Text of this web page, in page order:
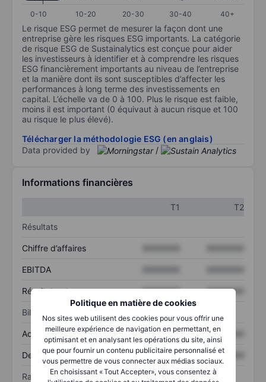
Politique en matière de cookies
Nos sites web utilisent des cookies pour vous offrir une
meilleure expérience de navigation en permettant, en
optimisant et en analysant les opérations du site, ainsi
que pour fournir un contenu publicitaire personnalisé et
vous permettre de vous connecter aux médias sociaux.
En choisissant « Tout Accepter», vous consentez à
0-10
10-20 20-30 30-40 40+
Le risque ESG permet de mesurer la façon dont une
entreprise gère les risques ESG importants. La catégorie
de risque ESG de Sustainalytics est conçue pour aider
les investisseurs à identifier et à comprendre les risques
ESG financièrement importants au niveau de l’entreprise
et la manière dont ils sont susceptibles d’affecter les
performances à long terme des investissements en
capital. L’échelle va de 0 à 100. Plus le risque est faible,
moins il est important (0 équivaut à aucun risque et 100
au risque le plus élevé).
Télécharger la méthodologie ESG (en anglais)
Data provided by
/
Informations financières
T1
T2
Résultats
Chiffre d’affaires
EBITDA
Résultat net XXXXXXX XXXXXXX
Bilan
Actif total XXXXXXX XXXXXXX
Dette totale XXXXXXX XXXXXXX
Ratios